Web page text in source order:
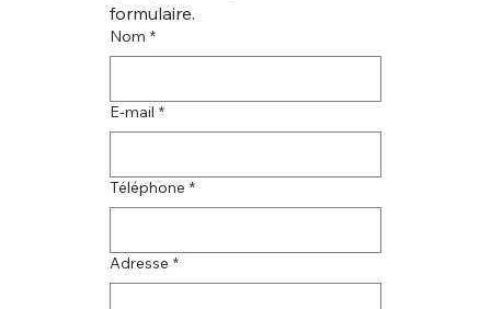
formulaire.
Nom *
E‑mail *
Téléphone *
Adresse *